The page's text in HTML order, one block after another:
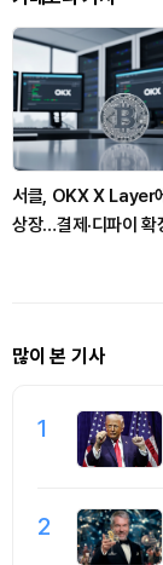
서클, OKX X Layer
상장…결제·디파이 확
많이 본 기사
1
2